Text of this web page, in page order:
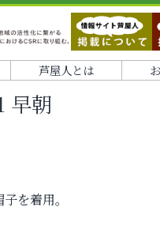
芦屋人とは
早朝
を着用。